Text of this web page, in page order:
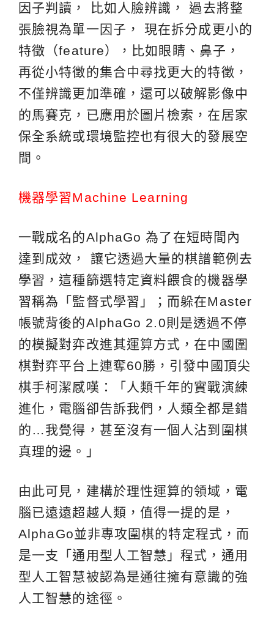
因子判讀， 比如人臉辨識， 過去將整
張臉視為單一因子， 現在拆分成更小的
特徵（feature），比如眼睛、鼻子，
再從小特徵的集合中尋找更大的特徵，
不僅辨識更加準確，還可以破解影像中
的馬賽克，已應用於圖片檢索，在居家
保全系統或環境監控也有很大的發展空
間。
機器學習Machine Learning
一戰成名的AlphaGo 為了在短時間內
達到成效， 讓它透過大量的棋譜範例去
學習，這種篩選特定資料餵食的機器學
習稱為「監督式學習」；而躲在Master
帳號背後的AlphaGo 2.0則是透過不停
的模擬對弈改進其運算方式，在中國圍
棋對弈平台上連奪60勝，引發中國頂尖
棋手柯潔感嘆：「人類千年的實戰演練
進化，電腦卻告訴我們，人類全都是錯
的…我覺得，甚至沒有一個人沾到圍棋
真理的邊。」
由此可見，建構於理性運算的領域，電
腦已遠遠超越人類，值得一提的是，
AlphaGo並非專攻圍棋的特定程式，而
是一支「通用型人工智慧」程式，通用
型人工智慧被認為是通往擁有意識的強
人工智慧的途徑。